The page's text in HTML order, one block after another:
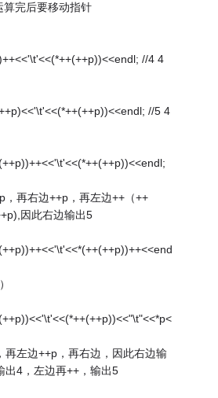
完后要移动指针
//4 4
//5 4
，再右边++p，再左边++（++
因此右边输出5
再左边++p，再右边，因此右边输
出4，左边再++，输出5